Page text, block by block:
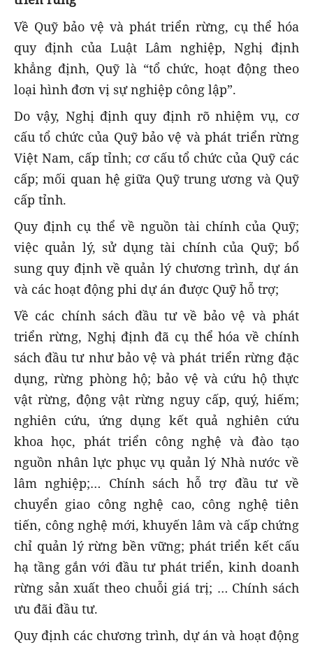
Về Quỹ bảo vệ và phát triển rừng, cụ thể hóa
quy định của Luật Lâm nghiệp, Nghị định
khẳng định, Quỹ là “tổ chức, hoạt động theo
loại hình đơn vị sự nghiệp công lập”.
Do vậy, Nghị định quy định rõ nhiệm vụ, cơ
cấu tổ chức của Quỹ bảo vệ và phát triển rừng
Việt Nam, cấp tỉnh; cơ cấu tổ chức của Quỹ các
cấp; mối quan hệ giữa Quỹ trung ương và Quỹ
cấp tỉnh.
Quy định cụ thể về nguồn tài chính của Quỹ;
việc quản lý, sử dụng tài chính của Quỹ; bổ
sung quy định về quản lý chương trình, dự án
và các hoạt động phi dự án được Quỹ hỗ trợ;
Về các chính sách đầu tư về bảo vệ và phát
triển rừng, Nghị định đã cụ thể hóa về chính
sách đầu tư như bảo vệ và phát triển rừng đặc
dụng, rừng phòng hộ; bảo vệ và cứu hộ thực
vật rừng, động vật rừng nguy cấp, quý, hiếm;
nghiên cứu, ứng dụng kết quả nghiên cứu
khoa học, phát triển công nghệ và đào tạo
nguồn nhân lực phục vụ quản lý Nhà nước về
lâm nghiệp;… Chính sách hỗ trợ đầu tư về
chuyển giao công nghệ cao, công nghệ tiên
tiến, công nghệ mới, khuyến lâm và cấp chứng
chỉ quản lý rừng bền vững; phát triển kết cấu
hạ tầng gắn với đầu tư phát triển, kinh doanh
rừng sản xuất theo chuỗi giá trị; … Chính sách
ưu đãi đầu tư.
Quy định các chương trình, dự án và hoạt động